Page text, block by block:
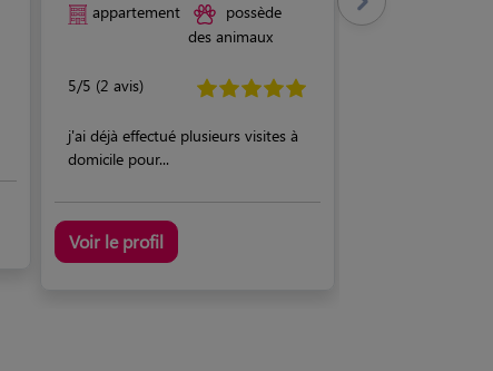
appartement
possède
des animaux
5/5 (2 avis)
j'ai déjà effectué plusieurs visites à
domicile pour...
Voir le profil